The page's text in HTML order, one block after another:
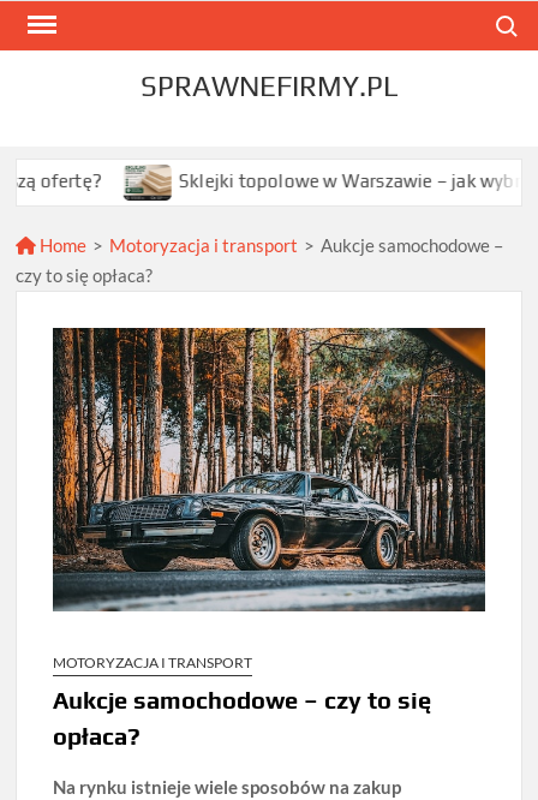
Skip
SPRAWNEFIRMY.PL
Sklejki topolowe w Warszawie – jak wybrać
Home > Motoryzacja i transport > Aukcje samochodowe –
czy to się opłaca?
MOTORYZACJA I TRANSPORT
Aukcje samochodowe – czy to się
opłaca?
Na rynku istnieje wiele sposobów na zakup